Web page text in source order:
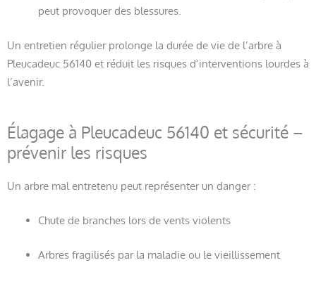
peut provoquer des blessures.
Un entretien régulier prolonge la durée de vie de l’arbre à
Pleucadeuc 56140 et réduit les risques d’interventions lourdes à
l’avenir.
Élagage à Pleucadeuc 56140 et sécurité –
prévenir les risques
Un arbre mal entretenu peut représenter un danger :
Chute de branches lors de vents violents
Arbres fragilisés par la maladie ou le vieillissement